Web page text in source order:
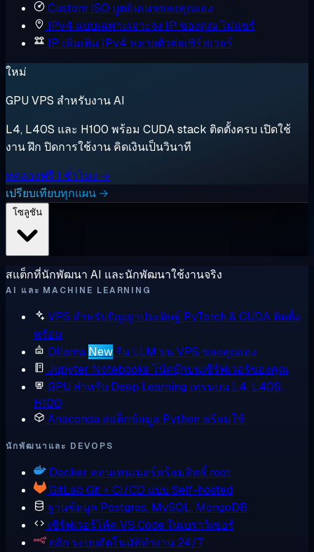
Custom ISO บูตอิมเมจของคุณเอง
IPv4 แบบเฉพาะเจาะจง IP ของคุณ ไม่แชร์
IP เพิ่มเติม IPv4 หลายตัวต่อเซิร์ฟเวอร์
ใหม่
GPU VPS สำหรับงาน AI
L4, L40S และ H100 พร้อม CUDA stack ติดตั้งครบ เปิดใช้
งาน ฝึก ปิดการใช้งาน คิดเงินเป็นวินาที
ทดลองฟรี 1 ชั่วโมง →
เปรียบเทียบทุกแผน →
สแต็กที่นักพัฒนา AI และนักพัฒนาใช้งานจริง
AI และ MACHINE LEARNING
VPS สำหรับปัญญาประดิษฐ์ PyTorch & CUDA ติดตั้ง
พร้อม
Ollama New รัน LLM บน VPS ของคุณเอง
Jupyter Notebooks โน้ตบุ๊กบนเซิร์ฟเวอร์ของคุณ
GPU สำหรับ Deep Learning เทรนบน L4, L40S,
H100
Anaconda สแต็กข้อมูล Python พร้อมใช้
นักพัฒนาและ DEVOPS
Docker คอนเทนเนอร์พร้อมสิทธิ์ root
GitLab Git + CI/CD แบบ Self-hosted
ฐานข้อมูล Postgres, MySQL, MongoDB
เซิร์ฟเวอร์โค้ดVS Code ในเบราว์เซอร์
n8n ระบบอัตโนมัติทำงาน 24/7